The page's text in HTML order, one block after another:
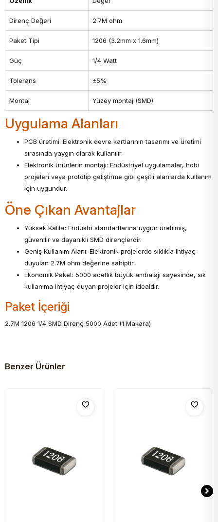
Direnç Değeri 2.7M ohm
Paket Tipi 1206 (3.2mm x 1.6mm)
Güç 1/4 Watt
Tolerans ±5%
Montaj Yüzey montaj (SMD)
Uygulama Alanları
PCB üretimi: Elektronik devre kartlarının tasarımı ve üretimi
sırasında yaygın olarak kullanılır.
Elektronik ürünlerin montajı: Endüstriyel uygulamalar, hobi
projeleri veya prototip geliştirme gibi çeşitli alanlarda kullanım
için uygundur.
Öne Çıkan Avantajlar
Yüksek Kalite: Endüstri standartlarına uygun üretilmiş,
güvenilir ve dayanıklı SMD dirençlerdir.
Geniş Kullanım Alanı: Elektronik projelerde sıklıkla ihtiyaç
duyulan 2.7M ohm değerine sahiptir.
Ekonomik Paket: 5000 adetlik büyük ambalajı sayesinde, sık
kullanıma ihtiyaç duyan projeler için idealdir.
Paket İçeriği
2.7M 1206 1/4 SMD Direnç 5000 Adet (1 Makara)
Benzer Ürünler